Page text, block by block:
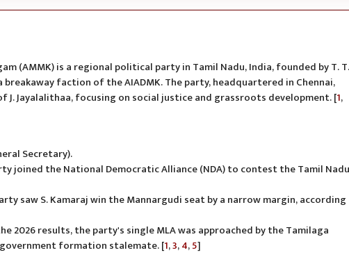
(AMMK) is a regional political party in Tamil Nadu, India, founded by T. T.
breakaway faction of the AIADMK. The party, headquartered in Chennai,
Jayalalithaa, focusing on social justice and grassroots development. [1,
Secretary).
joined the National Democratic Alliance (NDA) to contest the Tamil Nadu
saw S. Kamaraj win the Mannargudi seat by a narrow margin, according
2026 results, the party's single MLA was approached by the Tamilaga
formation stalemate. [1,3,4,5]